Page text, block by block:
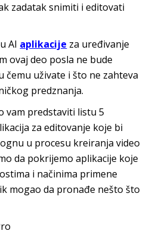
zadatak snimiti i editovati
AI aplikacije za uređivanje
ovaj deo posla ne bude
čemu uživate i što ne zahteva
predznanja.
vam predstaviti listu 5
za editovanje koje bi
u procesu kreiranja video
da pokrijemo aplikacije koje
i načinima primene
mogao da pronađe nešto što